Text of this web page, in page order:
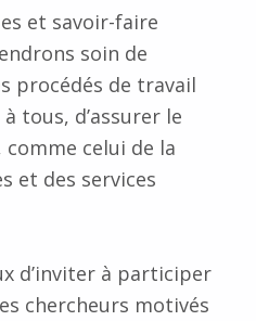
et savoir-faire
soin de
procédés de travail
tous, d’assurer le
celui de la
et des services
d’inviter à participer
chercheurs motivés